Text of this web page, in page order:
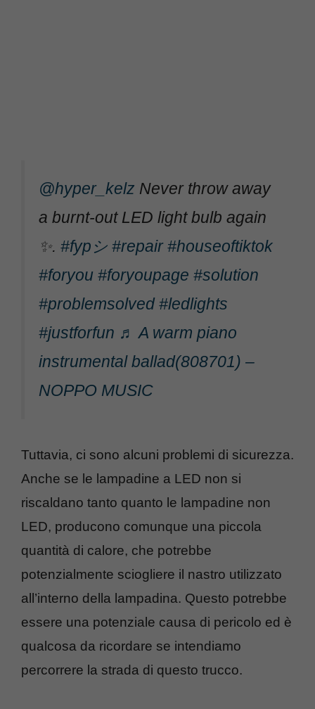
@hyper_kelz Never throw away
a burnt-out LED light bulb again
✨️. #fypシ #repair #houseoftiktok
#foryou #foryoupage #solution
#problemsolved #ledlights
#justforfun ♬ A warm piano
instrumental ballad(808701) –
NOPPO MUSIC
Tuttavia, ci sono alcuni problemi di sicurezza.
Anche se le lampadine a LED non si
riscaldano tanto quanto le lampadine non
LED, producono comunque una piccola
quantità di calore, che potrebbe
potenzialmente sciogliere il nastro utilizzato
all’interno della lampadina. Questo potrebbe
essere una potenziale causa di pericolo ed è
qualcosa da ricordare se intendiamo
percorrere la strada di questo trucco.